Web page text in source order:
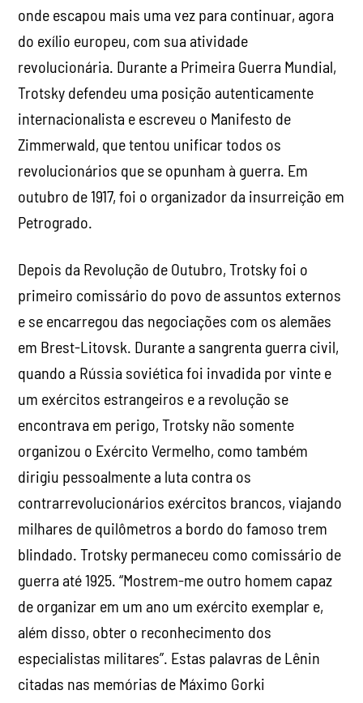
onde escapou mais uma vez para continuar, agora
do exílio europeu, com sua atividade
revolucionária. Durante a Primeira Guerra Mundial,
Trotsky defendeu uma posição autenticamente
internacionalista e escreveu o Manifesto de
Zimmerwald, que tentou unificar todos os
revolucionários que se opunham à guerra. Em
outubro de 1917, foi o organizador da insurreição em
Petrogrado.
Depois da Revolução de Outubro, Trotsky foi o
primeiro comissário do povo de assuntos externos
e se encarregou das negociações com os alemães
em Brest-Litovsk. Durante a sangrenta guerra civil,
quando a Rússia soviética foi invadida por vinte e
um exércitos estrangeiros e a revolução se
encontrava em perigo, Trotsky não somente
organizou o Exército Vermelho, como também
dirigiu pessoalmente a luta contra os
contrarrevolucionários exércitos brancos, viajando
milhares de quilômetros a bordo do famoso trem
blindado. Trotsky permaneceu como comissário de
guerra até 1925. “Mostrem-me outro homem capaz
de organizar em um ano um exército exemplar e,
além disso, obter o reconhecimento dos
especialistas militares”. Estas palavras de Lênin
citadas nas memórias de Máximo Gorki